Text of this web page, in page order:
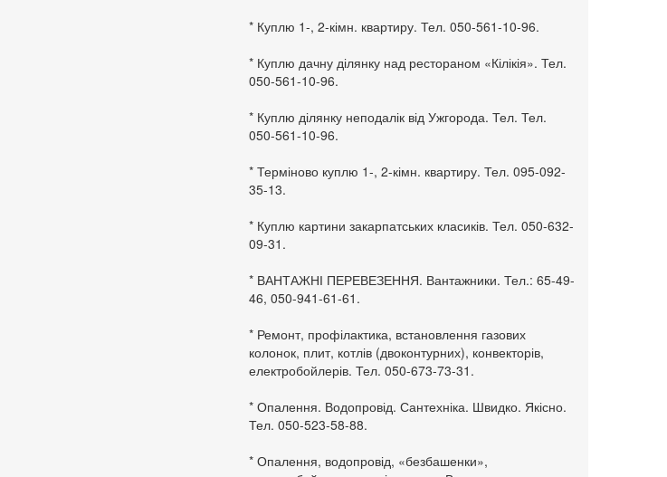
* Куплю 1-, 2-кімн. квартиру. Тел. 050-561-10-96.
* Куплю дачну ділянку над рестораном «Кілікія». Тел.
050-561-10-96.
* Куплю ділянку неподалік від Ужгорода. Тел. Тел.
050-561-10-96.
* Терміново куплю 1-, 2-кімн. квартиру. Тел. 095-092-
35-13.
* Куплю картини закарпатських класиків. Тел. 050-632-
09-31.
* ВАНТАЖНІ ПЕРЕВЕЗЕННЯ. Вантажники. Тел.: 65-49-
46, 050-941-61-61.
* Ремонт, профілактика, встановлення газових
колонок, плит, котлів (двоконтурних), конвекторів,
електробойлерів. Тел. 050-673-73-31.
* Опалення. Водопровід. Сантехніка. Швидко. Якісно.
Тел. 050-523-58-88.
* Опалення, водопровід, «безбашенки»,